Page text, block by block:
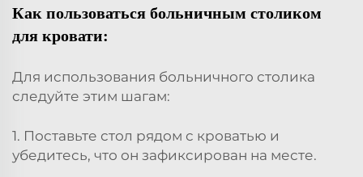
Как пользоваться больничным столиком
для кровати:
Для использования больничного столика
следуйте этим шагам:
1. Поставьте стол рядом с кроватью и
убедитесь, что он зафиксирован на месте.